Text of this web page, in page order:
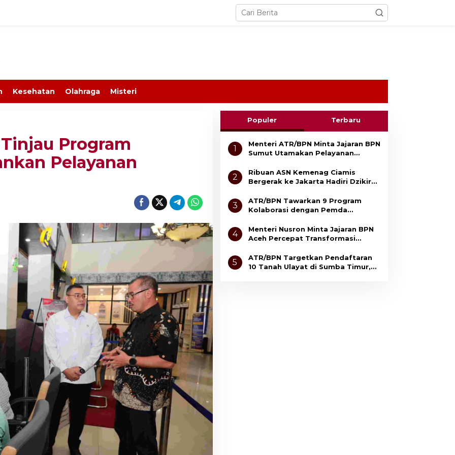
Kesehatan Olahraga Misteri
Program
Pelayanan
Populer Terbaru
1
Menteri ATR/BPN Minta Jajaran BPN
Sumut Utamakan Pelayanan
Sistem
2
Ribuan ASN Kemenag Ciamis
Bergerak ke Jakarta Hadiri Dzikir
3
ATR/BPN Tawarkan 9 Program
Kolaborasi dengan Pemda
Pertanahan
4
Menteri Nusron Minta Jajaran BPN
Aceh Percepat Transformasi
Kepuasan Masyarakat
5
ATR/BPN Targetkan Pendaftaran
10 Tanah Ulayat di Sumba Timur,